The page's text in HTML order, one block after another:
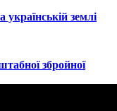
землі
збройної